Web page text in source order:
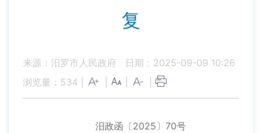
复
来源：汨罗市人民政府
日期：2025-09-09 10:26
浏览量： 534
汨政函〔2025〕70号